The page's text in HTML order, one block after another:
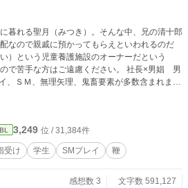
暮れる聖月（みつき）。そんな中、兄の清十郎
なので親戚に預かってもらえといわれるのだ
）という児童養護施設のオーナーだという
な方はご遠慮ください。 社長×男娼 男
ハッピーエンドになるお話です。ほぼ総受け傾
素があります。 ＊サイトにも掲載していま
BL 3,249 位 / 31,384件
受け 学生 SMプレイ 鞭
感想数 3
文字数 591,127